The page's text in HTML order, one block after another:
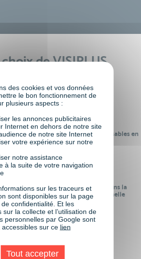
de VISIPLUS
100% des formations réalisables en
digital learning
au
24 ans d'expérience dans la
formation professionnelle
Des intervenants
des cookies et vos données
le bon fonctionnement de
plusieurs aspects :
les annonces publicitaires
Internet en dehors de notre site
de notre site Internet
votre expérience sur notre
notre assistance
à la suite de votre navigation
sur les traceurs et
sont disponibles sur la page
confidentialité. Et les
sur la collecte et l’utilisation de
personnelles par Google sont
sur ce lien
Tout accepter